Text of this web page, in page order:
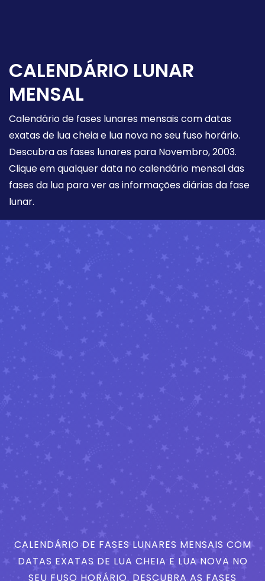
CALENDÁRIO LUNAR
MENSAL
Calendário de fases lunares mensais com datas
exatas de lua cheia e lua nova no seu fuso horário.
Descubra as fases lunares para Novembro, 2003.
Clique em qualquer data no calendário mensal das
fases da lua para ver as informações diárias da fase
lunar.
CALENDÁRIO DE FASES LUNARES MENSAIS COM
DATAS EXATAS DE LUA CHEIA E LUA NOVA NO
SEU FUSO HORÁRIO. DESCUBRA AS FASES